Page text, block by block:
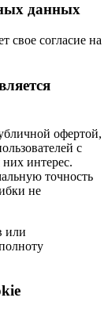
данных
свое согласие на
офертой,
с
интерес.
точность
не
или